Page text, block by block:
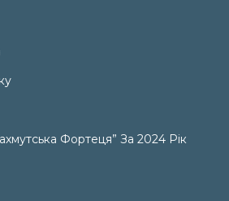
Фортеця” За 2024 Рік